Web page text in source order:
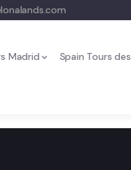
Madrid Spain Tours